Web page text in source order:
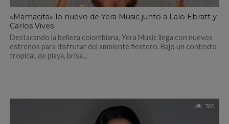
«Mamacita» lo nuevo de Yera Music junto a Lalo Ebratt y
Carlos Vives
Destacando la belleza colombiana, Yera Music llega con nuevos
estrenos para disfrutar del ambiente fiestero. Bajo un contexto
tropical, de playa, brisa...
360